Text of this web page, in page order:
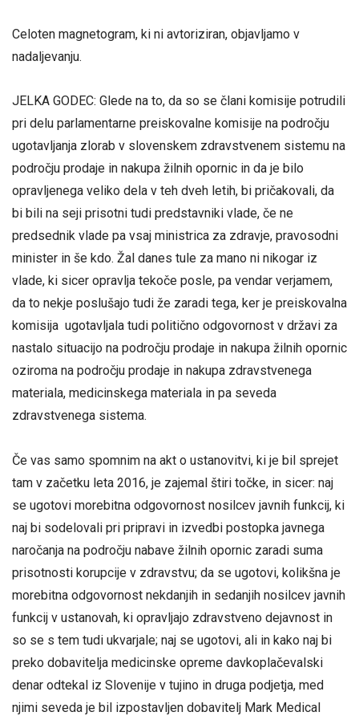
Celoten magnetogram, ki ni avtoriziran, objavljamo v
nadaljevanju.
JELKA GODEC: Glede na to, da so se člani komisije potrudili
pri delu parlamentarne preiskovalne komisije na področju
ugotavljanja zlorab v slovenskem zdravstvenem sistemu na
področju prodaje in nakupa žilnih opornic in da je bilo
opravljenega veliko dela v teh dveh letih, bi pričakovali, da
bi bili na seji prisotni tudi predstavniki vlade, če ne
predsednik vlade pa vsaj ministrica za zdravje, pravosodni
minister in še kdo. Žal danes tule za mano ni nikogar iz
vlade, ki sicer opravlja tekoče posle, pa vendar verjamem,
da to nekje poslušajo tudi že zaradi tega, ker je preiskovalna
komisija ugotavljala tudi politično odgovornost v državi za
nastalo situacijo na področju prodaje in nakupa žilnih opornic
oziroma na področju prodaje in nakupa zdravstvenega
materiala, medicinskega materiala in pa seveda
zdravstvenega sistema.
Če vas samo spomnim na akt o ustanovitvi, ki je bil sprejet
tam v začetku leta 2016, je zajemal štiri točke, in sicer: naj
se ugotovi morebitna odgovornost nosilcev javnih funkcij, ki
naj bi sodelovali pri pripravi in izvedbi postopka javnega
naročanja na področju nabave žilnih opornic zaradi suma
prisotnosti korupcije v zdravstvu; da se ugotovi, kolikšna je
morebitna odgovornost nekdanjih in sedanjih nosilcev javnih
funkcij v ustanovah, ki opravljajo zdravstveno dejavnost in
so se s tem tudi ukvarjale; naj se ugotovi, ali in kako naj bi
preko dobavitelja medicinske opreme davkoplačevalski
denar odtekal iz Slovenije v tujino in druga podjetja, med
njimi seveda je bil izpostavljen dobavitelj Mark Medical